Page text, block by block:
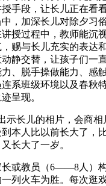
手段，让长儿正在看
，加深长儿对除夕习
授过程中，教师能沉
赐与长儿充实的表达
静交替，让孩子们一
、脱手操做能力、感
系班级环境以及春秋
呈现。
长儿的相片，会商相
本人比以前长大了，
长大了一岁。
教员（6——8人）构
列火车为胜。每次逛